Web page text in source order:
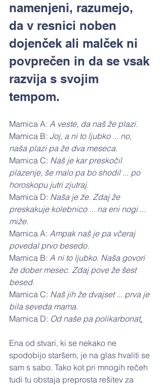
namenjeni, razumejo,
da v resnici noben
dojenček ali malček ni
povprečen in da se vsak
razvija s svojim
tempom.
Mamica A: A veste, da naš že plazi.
Mamica B: Joj, a ni to ljubko ... no,
naša plazi pa že dva meseca.
Mamica C: Naš je kar preskočil
plazenje, še malo pa bo shodil ... po
horoskopu jutri zjutraj.
Mamica D: Naša je že. Zdaj že
preskakuje kolebnico ... na eni nogi ...
miže.
Mamica A: Ampak naš je pa včeraj
povedal prvo besedo.
Mamica B: A ni to ljubko. Naša govori
že dober mesec. Zdaj pove že šest
besed.
Mamica C: Naš jih že dvajset ... prva je
bila seveda mama.
Mamica D: Od naše pa polikarbonat.
Ena od stvari, ki se nekako ne
spodobijo staršem, je na glas hvaliti se
sam s sabo. Tako kot pri mnogih rečeh
tudi tu obstaja preprosta rešitev za